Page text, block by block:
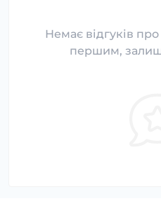
Немає відгуків
першим,